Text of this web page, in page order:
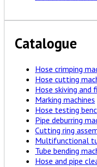
Catalogue
Hose crimping
Hose cutting
Hose skiving and
Marking machines
Hose testing
Pipe deburring
Cutting ring
Multifunctional
Tube bending
Hose and pipe